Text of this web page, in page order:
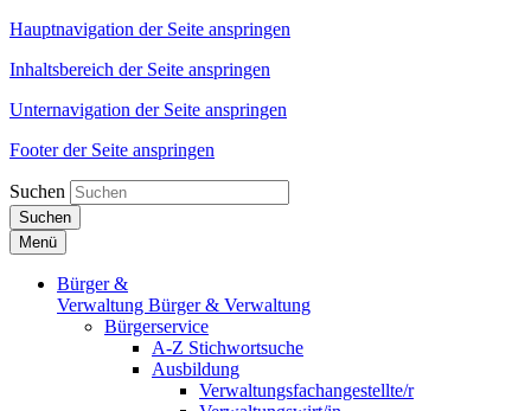
Hauptnavigation der Seite anspringen
Inhaltsbereich der Seite anspringen
Unternavigation der Seite anspringen
Footer der Seite anspringen
Suchen
Suchen
Menü
Bürger &
Verwaltung Bürger & Verwaltung
Bürgerservice
A-Z Stichwortsuche
Ausbildung
Verwaltungsfachangestellte/r